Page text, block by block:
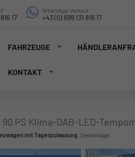
17
WhatsApp Verkauf
+43 (0) 699 131 816 17
FAHRZEUGE
KONTAKT
90 PS Klima-DAB-LED-
mit Tageszulassung, Zentrallager